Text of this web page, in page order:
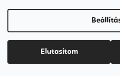
Elutasítom